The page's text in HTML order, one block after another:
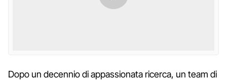
Dopo un decennio di appassionata ricerca, un team di